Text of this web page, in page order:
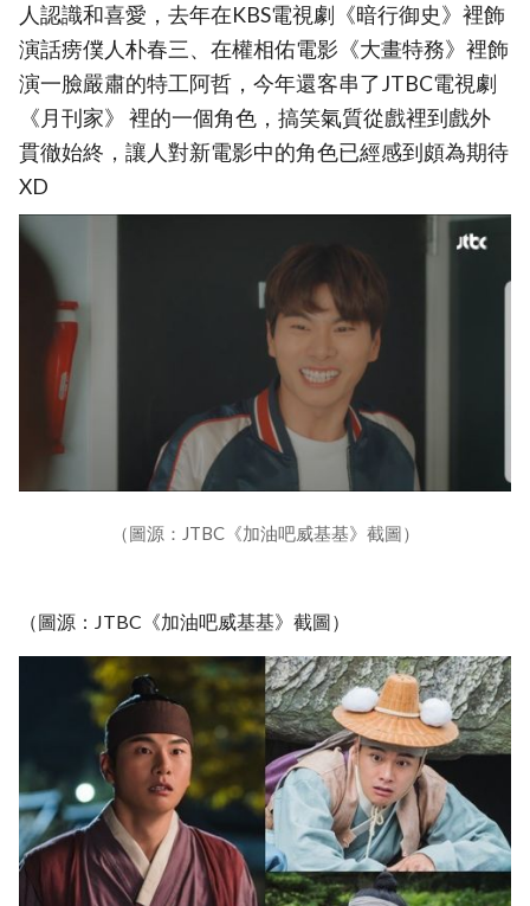
人認識和喜愛，去年在KBS電視劇《暗行御史》裡飾
演話痨僕人朴春三、在權相佑電影《大畫特務》裡飾
演一臉嚴肅的特工阿哲，今年還客串了JTBC電視劇
《月刊家》 裡的一個角色，搞笑氣質從戲裡到戲外
貫徹始終，讓人對新電影中的角色已經感到頗為期待
XD
（圖源：JTBC《加油吧威基基》截圖）
（圖源：JTBC《加油吧威基基》截圖）